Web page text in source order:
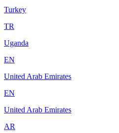
Turkey
TR
Uganda
EN
United Arab Emirates
EN
United Arab Emirates
AR